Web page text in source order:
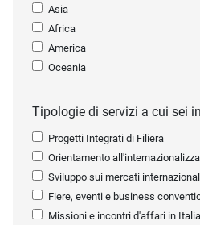
Asia
Africa
America
Oceania
Tipologie di servizi a cui sei
Progetti Integrati di Filiera
Orientamento
Sviluppo sui mercati
Fiere, eventi e business
Missioni e incontri d'affari in